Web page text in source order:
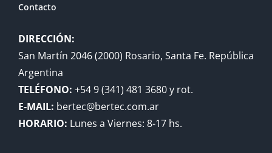
Contacto
DIRECCIÓN:
San Martín 2046 (2000) Rosario, Santa Fe. República
Argentina
TELÉFONO: +54 9 (341) 481 3680 y rot.
E-MAIL: bertec@bertec.com.ar
HORARIO: Lunes a Viernes: 8-17 hs.